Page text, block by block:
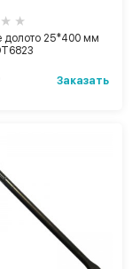
долото 25*400 мм
Заказать